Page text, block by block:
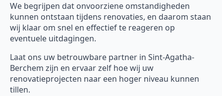
We begrijpen dat onvoorziene omstandigheden
kunnen ontstaan tijdens renovaties, en daarom staan
wij klaar om snel en effectief te reageren op
eventuele uitdagingen.
Laat ons uw betrouwbare partner in Sint-Agatha-
Berchem zijn en ervaar zelf hoe wij uw
renovatieprojecten naar een hoger niveau kunnen
tillen.